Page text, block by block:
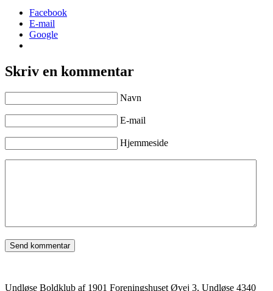
Facebook
E-mail
Google
Skriv en kommentar
Navn
E-mail
Hjemmeside
Undløse Boldklub af 1901 Foreningshuset Øvej 3, Undløse 4340